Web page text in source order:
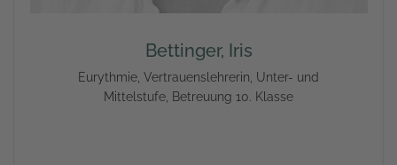
Bettinger, Iris
Eurythmie, Vertrauenslehrerin, Unter- und
Mittelstufe, Betreuung 10. Klasse